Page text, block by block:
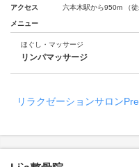
アクセス 六本木駅から950m （徒
メニュー
ほぐし・マッサージ
リンパマッサージ
リラクゼーションサロン